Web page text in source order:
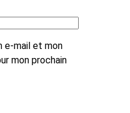
e-mail et mon
mon prochain